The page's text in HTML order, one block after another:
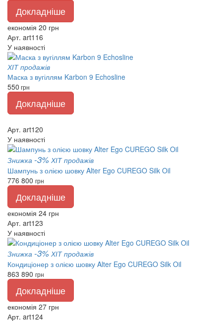
Докладніше
економія 20 грн
Арт. art116
У наявності
ХІТ продажів
Маска з вугіллям Karbon 9 Echosline
550 грн
Докладніше
Арт. art120
У наявності
Знижка -3% ХІТ продажів
Шампунь з олією шовку Alter Ego CUREGO Silk Oil
776 800 грн
Докладніше
економія 24 грн
Арт. art123
У наявності
Знижка -3% ХІТ продажів
Кондиціонер з олією шовку Alter Ego CUREGO Silk Oil
863 890 грн
Докладніше
економія 27 грн
Арт. art124